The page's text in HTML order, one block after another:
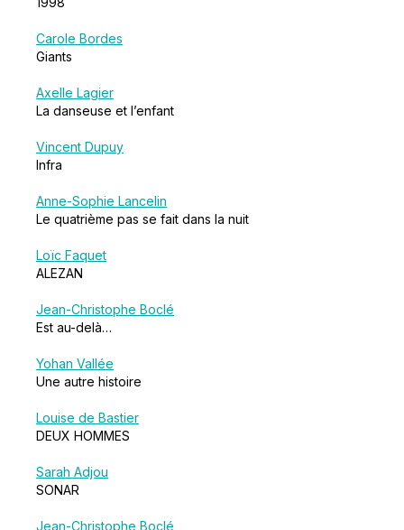
Carole Bordes
Giants
Axelle Lagier
La danseuse et l’enfant
Vincent Dupuy
Infra
Anne-Sophie Lancelin
Le quatrième pas se fait dans la nuit
Loïc Faquet
ALEZAN
Jean-Christophe Boclé
Est au-delà…
Yohan Vallée
Une autre histoire
Louise de Bastier
DEUX HOMMES
Sarah Adjou
SONAR
Jean-Christophe Boclé